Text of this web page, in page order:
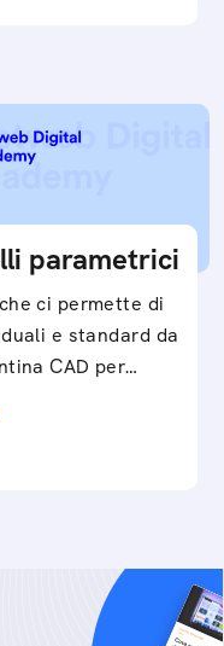
parametrici
ci permette di
e standard da
CAD per…